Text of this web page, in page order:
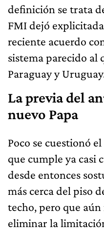
definición se trata
FMI dejó
reciente acuerdo
sistema parecido al
Paraguay y
La previa del
nuevo Papa
Poco se cuestionó
que cumple ya casi
desde entonces
más cerca del piso
techo, pero que aún
eliminar la